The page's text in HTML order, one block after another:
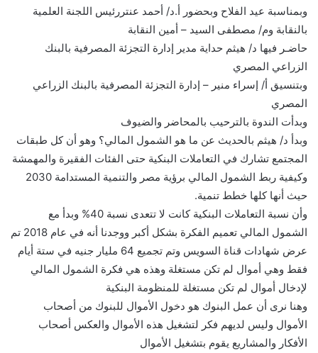
وبمناسبة عيد الفلاح وبحضور أ.د/ أحمد عنتررئيس اللجنة العلمية
بالنقابة وم/ مصطفى السيد – أمين النقابة
حاضـر فيها د/ هيثم حداية مدير إدارة التجزئة المصرفية بالبنك
الزراعي المصري
وبتنسيق أ/ إسراء منير – إدارة التجزئة المصرفية بالبنك الزراعي
المصري
وبدأت الندوة بالترحيب بالمحاضر والضيوف
وبدأ د/ هيثم بالحديث عن ما هو الشمول المالي؟ وهو أن كل طبقات
المجتمع تشارك في التعاملات البنكية حتى الفئات الفقيرة والمهمشة
وكيفية ربط الشمول المالي برؤية مصر والتنمية المستدامة 2030
حيث أنها كلها خطط تنمية.
وأن نسبة التعاملات البنكية كانت لا تتعدى نسبة 40% وبدأ مع
الشمول المالي تعميم الفكرة بشكل أكبر ووجدنا أنه في عام 2018 تم
عرض شهادات قناة السويس وتم تجميع 64 مليار جنيه في ستة أيام
فقط وهي أموال لم تكن مستغلة وهذه هي فكرة الشمول المالي
لإدخال أموال لم تكن مستغلة للمنظومة البنكية
وهنا نرى أن عمل البنوك هو دخول الأموال للبنوك من أصحاب
الأموال وليس لديهم فكر لتشغيل هذه الأموال والعكس أصحاب
الأفكار والمشاريع يقوم بتشغيل الأموال